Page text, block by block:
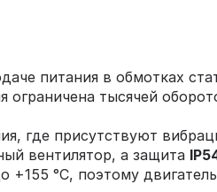
питания в обмотках
тысячей
где присутствуют
вентилятор, а защита
+155 °C, поэтому